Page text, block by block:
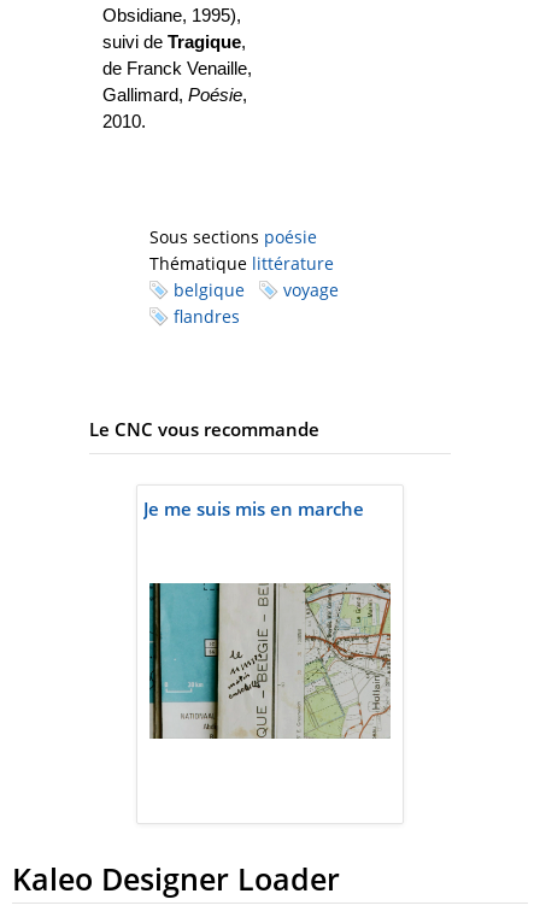
Obsidiane, 1995),
suivi de Tragique,
de Franck Venaille,
Gallimard, Poésie,
2010.
Sous sections poésie
Thématique littérature
belgique
voyage
flandres
Le CNC vous recommande
Je me suis mis en marche
Kaleo Designer Loader